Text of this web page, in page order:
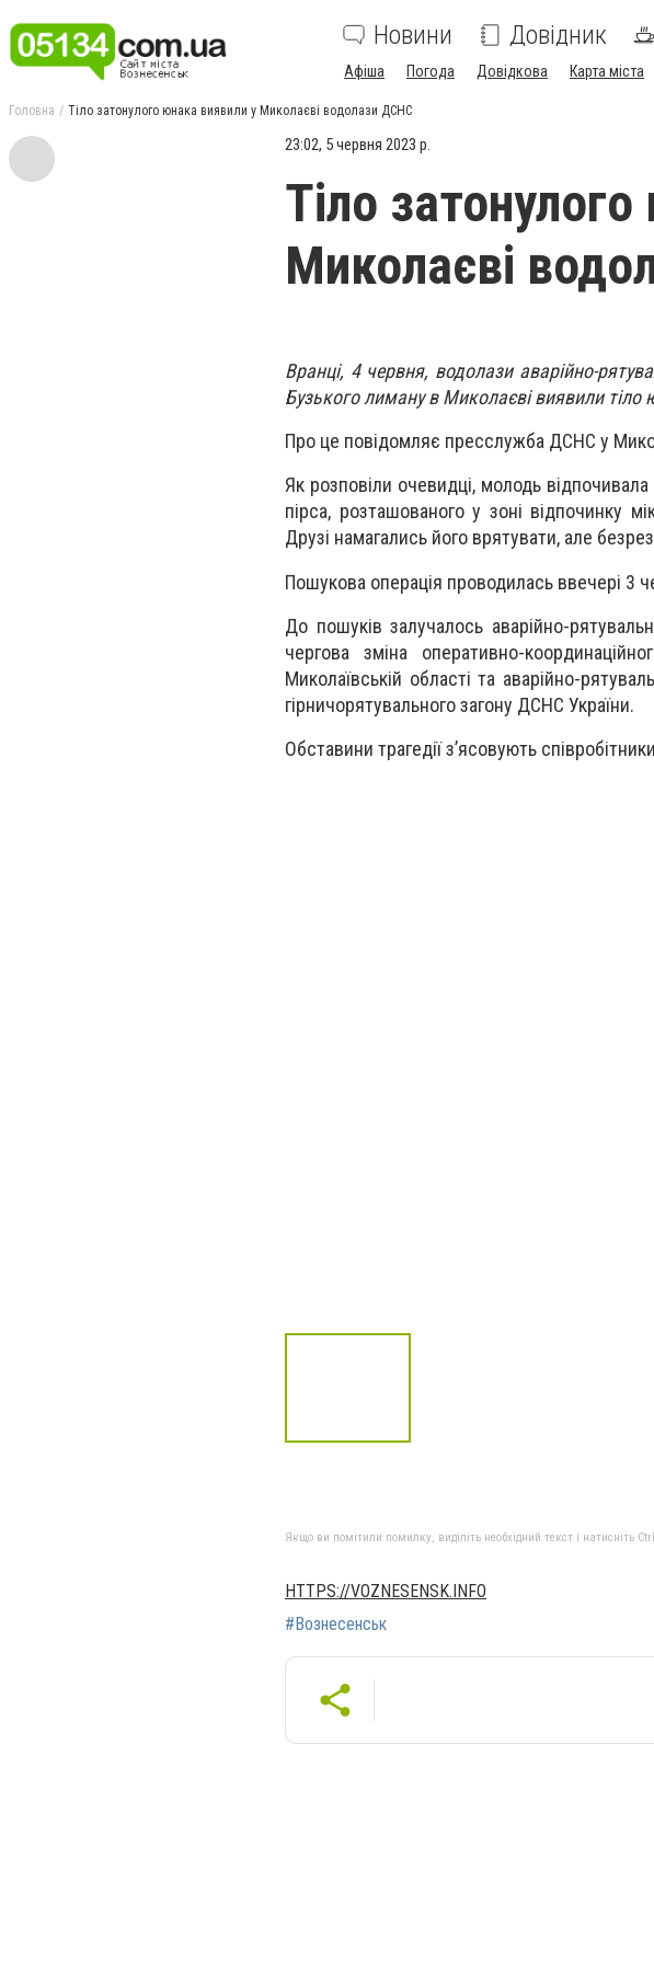
Новини Довідник
Афіша Погода Довідкова Карта міста
Головна Тіло затонулого юнака виявили у Миколаєві водолази ДСНС
23:02, 5 червня 2023 р.
Тіло
Миколаєві
Вранці, 4 червня, водолази аварійно-
Бузького лиману в Миколаєві виявили
Про це повідомляє пресслужба ДСНС у
Як розповіли очевидці, молодь
пірса, розташованого у зоні відпочинку
Друзі намагались його врятувати, але
Пошукова операція проводилась ввечері 3
До пошуків залучалось аварійно-
чергова зміна оперативно-
Миколаївській області та аварійно-
гірничорятувального загону ДСНС України.
Обставини трагедії з’ясовують співробітники
Якщо ви помітили помилку, виділіть необхідний текст і натисніть
HTTPS://VOZNESENSK.INFO
#Вознесенськ